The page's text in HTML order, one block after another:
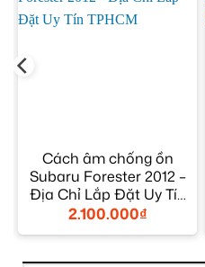
Cách âm chống ồn
Subaru Forester 2012 –
Địa Chỉ Lắp Đặt Uy Tín
TPHCM
2.100.000₫